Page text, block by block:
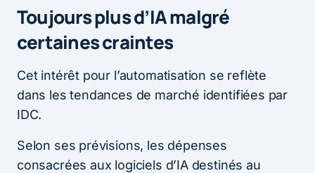
Toujours plus d’IA malgré
certaines craintes
Cet intérêt pour l’automatisation se reflète
dans les tendances de marché identifiées par
IDC.
Selon ses prévisions, les dépenses
consacrées aux logiciels d’IA destinés au